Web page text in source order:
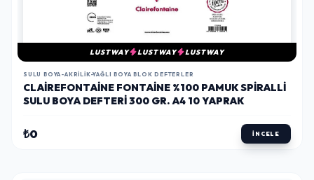
LUSTWAY LUSTWAY LUSTWAY
SULU BOYA-AKRILIK-YAĞLI BOYA BLOK DEFTERLER
CLAIREFONTAINE FONTAINE %100 PAMUK SPIRALLI
SULU BOYA DEFTERI 300 GR. A4 10 YAPRAK
₺0 İNCELE